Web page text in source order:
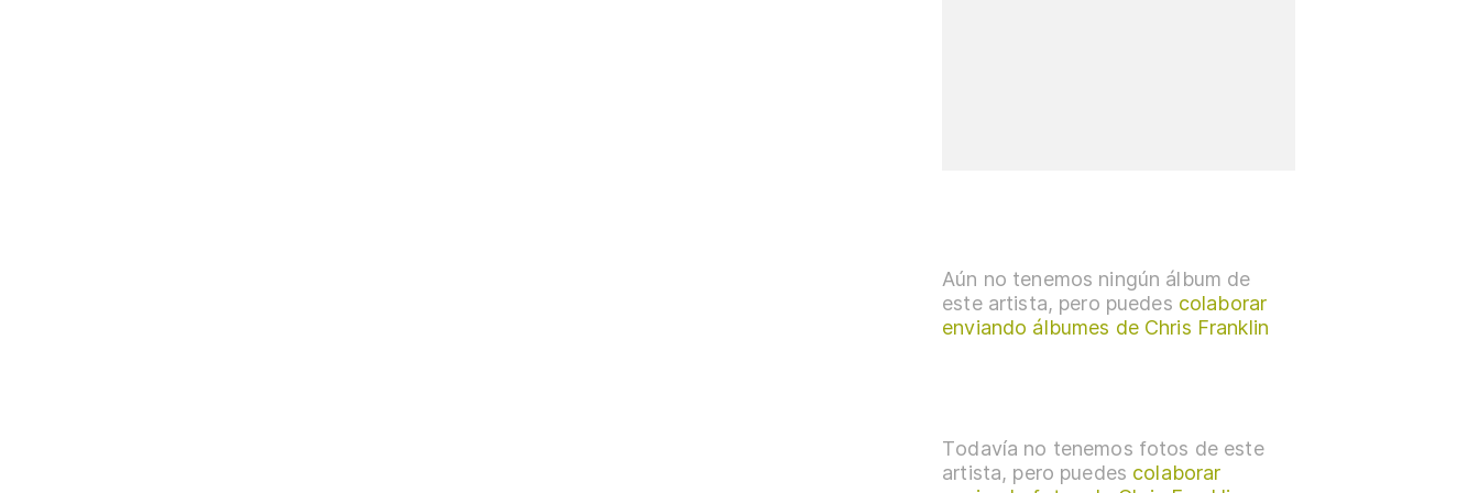
Aún no tenemos ningún álbum de
este artista, pero puedes colaborar
enviando álbumes de Chris Franklin
Todavía no tenemos fotos de este
artista, pero puedes colaborar